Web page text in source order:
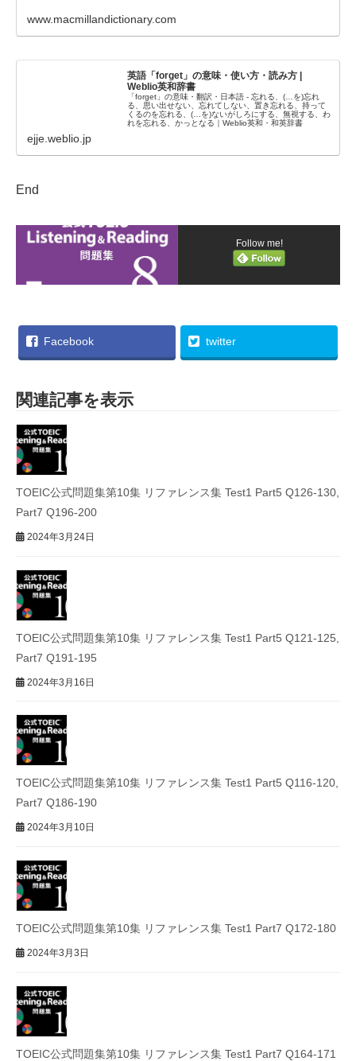
www.macmillandictionary.com
英語「forget」の意味・使い方・読み方 |
Weblio英和辞書
「forget」の意味・翻訳・日本語 - 忘れる、(…を)忘れ
る、思い出せない、忘れてしない、置き忘れる、持って
くるのを忘れる、(…を)ないがしろにする、無視する、わ
れを忘れる、かっとなる｜Weblio英和・和英辞書
ejje.weblio.jp
End
Follow me!
Facebook twitter
関連記事を表示
TOEIC公式問題集第10集 リファレンス集 Test1 Part5 Q126-130,
Part7 Q196-200
2024年3月24日
TOEIC公式問題集第10集 リファレンス集 Test1 Part5 Q121-125,
Part7 Q191-195
2024年3月16日
TOEIC公式問題集第10集 リファレンス集 Test1 Part5 Q116-120,
Part7 Q186-190
2024年3月10日
TOEIC公式問題集第10集 リファレンス集 Test1 Part7 Q172-180
2024年3月3日
TOEIC公式問題集第10集 リファレンス集 Test1 Part7 Q164-171